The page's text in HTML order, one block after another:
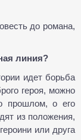
до романа,
линия?
идет борьба
героя, можно
прошлом, о его
из положения,
или друга